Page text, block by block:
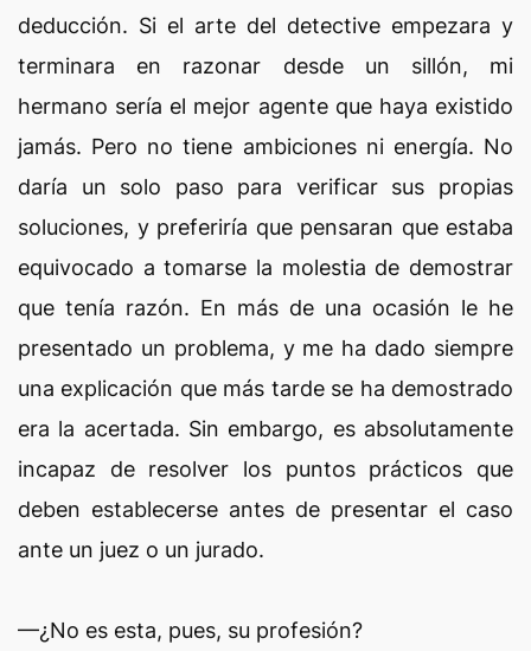
deducción. Si el arte del detective empezara y
terminara en razonar desde un sillón, mi
hermano sería el mejor agente que haya existido
jamás. Pero no tiene ambiciones ni energía. No
daría un solo paso para verificar sus propias
soluciones, y preferiría que pensaran que estaba
equivocado a tomarse la molestia de demostrar
que tenía razón. En más de una ocasión le he
presentado un problema, y me ha dado siempre
una explicación que más tarde se ha demostrado
era la acertada. Sin embargo, es absolutamente
incapaz de resolver los puntos prácticos que
deben establecerse antes de presentar el caso
ante un juez o un jurado.
—¿No es esta, pues, su profesión?